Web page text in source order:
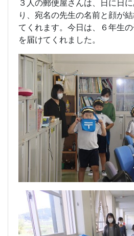
３人の郵便屋さんは、日に日
り、宛名の先生の名前と顔が
てくれます。今日は、６年生
を届けてくれました。